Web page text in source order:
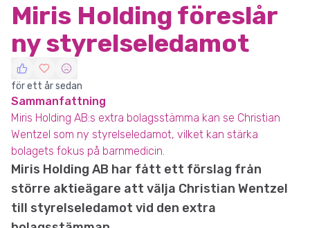
Miris Holding föreslår
ny styrelseledamot
för ett år sedan
Sammanfattning
Miris Holding AB:s extra bolagsstämma kan se Christian
Wentzel som ny styrelseledamot, vilket kan stärka
bolagets fokus på barnmedicin.
Miris Holding AB har fått ett förslag från
större aktieägare att välja Christian Wentzel
till styrelseledamot vid den extra